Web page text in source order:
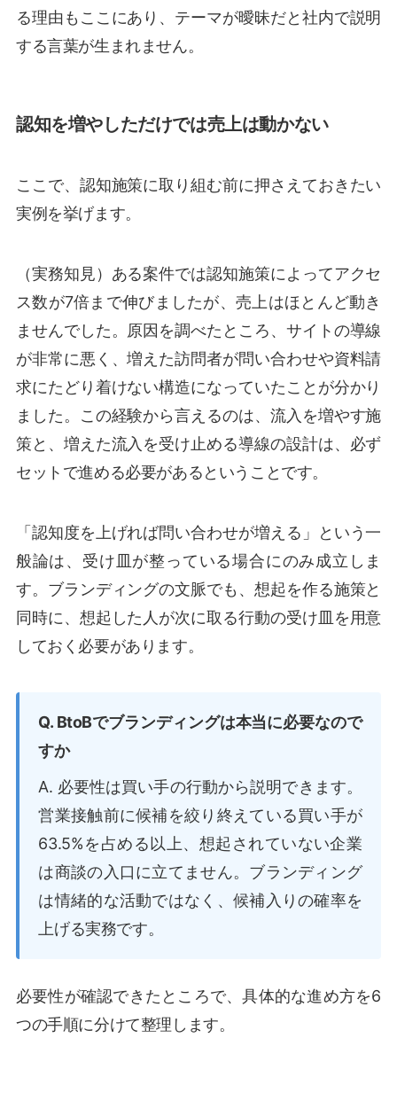
る理由もここにあり、テーマが曖昧だと社内で説明
する言葉が生まれません。
認知を増やしただけでは売上は動かない
ここで、認知施策に取り組む前に押さえておきたい
実例を挙げます。
（実務知見）ある案件では認知施策によってアクセ
ス数が7倍まで伸びましたが、売上はほとんど動き
ませんでした。原因を調べたところ、サイトの導線
が非常に悪く、増えた訪問者が問い合わせや資料請
求にたどり着けない構造になっていたことが分かり
ました。この経験から言えるのは、流入を増やす施
策と、増えた流入を受け止める導線の設計は、必ず
セットで進める必要があるということです。
「認知度を上げれば問い合わせが増える」という一
般論は、受け皿が整っている場合にのみ成立しま
す。ブランディングの文脈でも、想起を作る施策と
同時に、想起した人が次に取る行動の受け皿を用意
しておく必要があります。
Q. BtoBでブランディングは本当に必要なので
すか
A. 必要性は買い手の行動から説明できます。
営業接触前に候補を絞り終えている買い手が
63.5%を占める以上、想起されていない企業
は商談の入口に立てません。ブランディング
は情緒的な活動ではなく、候補入りの確率を
上げる実務です。
必要性が確認できたところで、具体的な進め方を6
つの手順に分けて整理します。